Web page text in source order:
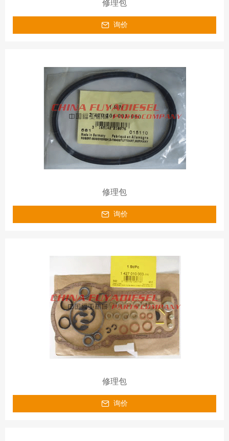
修理包
询价
修理包
询价
修理包
询价